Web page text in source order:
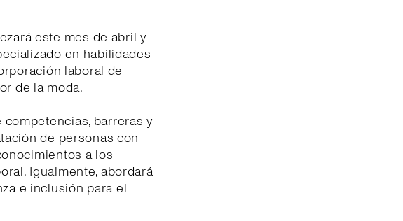
este mes de abril y
en habilidades
laboral de
de la moda.
barreras y
de personas con
a los
Igualmente, abordará
e inclusión para el